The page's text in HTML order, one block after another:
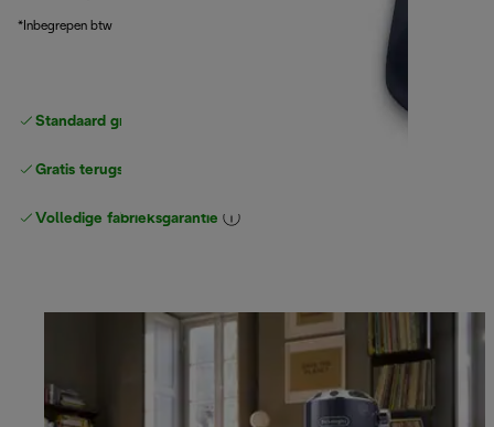
*Inbegrepen btw
Standaard gratis verzending
Gratis terugsturen
Volledige fabrieksgarantie